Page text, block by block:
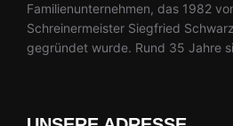
Familienunternehmen, das 1982
Schreinermeister Siegfried
gegründet wurde. Rund 35 Jahre